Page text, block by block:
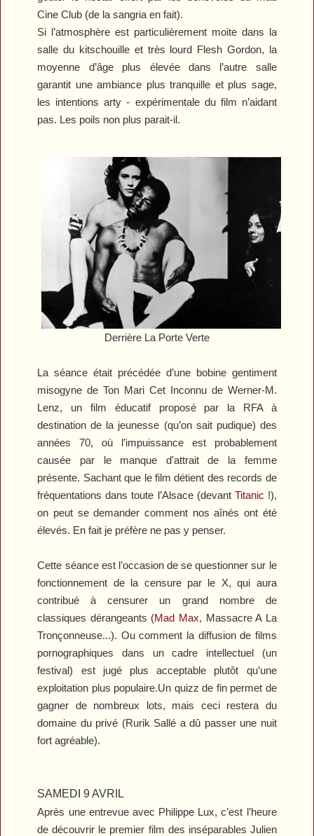
Cine Club (de la sangria en fait).
Si l’atmosphère est particulièrement moite dans la
salle du kitschouille et très lourd Flesh Gordon, la
moyenne d’âge plus élevée dans l’autre salle
garantit une ambiance plus tranquille et plus sage,
les intentions arty - expérimentale du film n’aidant
pas. Les poils non plus parait-il.
Derrière La Porte Verte
La séance était précédée d’une bobine gentiment
misogyne deTon Mari Cet Inconnu de Werner-M.
Lenz, un film éducatif proposé par la RFA à
destination de la jeunesse (qu’on sait pudique) des
années 70, où l’impuissance est probablement
causée par le manque d'attrait de la femme
présente. Sachant que le film détient des records de
fréquentations dans toute l’Alsace (devant Titanic !),
on peut se demander comment nos aînés ont été
élevés. En fait je préfère ne pas y penser.
Cette séance est l’occasion de se questionner sur le
fonctionnement de la censure par le X, qui aura
contribué à censurer un grand nombre de
classiques dérangeants (Mad Max, Massacre A La
Tronçonneuse...). Ou comment la diffusion de films
pornographiques dans un cadre intellectuel (un
festival) est jugé plus acceptable plutôt qu’une
exploitation plus populaire.Un quizz de fin permet de
gagner de nombreux lots, mais ceci restera du
domaine du privé (Rurik Sallé a dû passer une nuit
fort agréable).
SAMEDI 9 AVRIL
Après une entrevue avec Philippe Lux, c’est l’heure
de découvrir le premier film des inséparables Julien